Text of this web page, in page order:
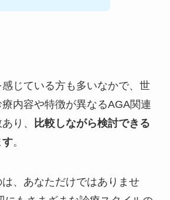
じている方も多いなかで、世
内容や特徴が異なるAGA関連
り、
比較しながら検討できる
す。
、あなただけではありませ